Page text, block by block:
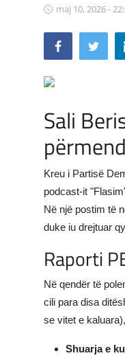
LAJME NGA BOTA
SHOWBIZ
SHENDETI
Shqip
maj 10, 2026 -
Sali
Kreu i Partisë
podcast-it
Në një postim të
duke iu drejtuar
Raporti
Në qendër të
cili para disa
se vitet e
Shuarja e